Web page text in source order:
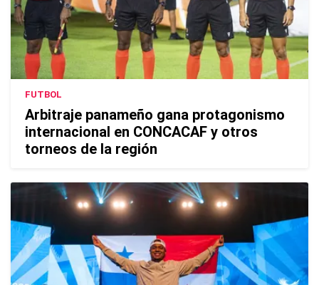
FUTBOL
Arbitraje panameño gana protagonismo
internacional en CONCACAF y otros
torneos de la región